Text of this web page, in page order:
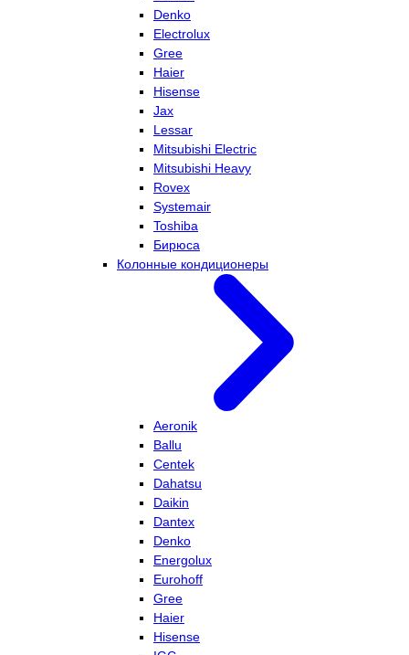
Denko
Electrolux
Gree
Haier
Hisense
Jax
Lessar
Mitsubishi Electric
Mitsubishi Heavy
Rovex
Systemair
Toshiba
Бирюса
Колонные кондиционеры
Aeronik
Ballu
Centek
Dahatsu
Daikin
Dantex
Denko
Energolux
Eurohoff
Gree
Haier
Hisense